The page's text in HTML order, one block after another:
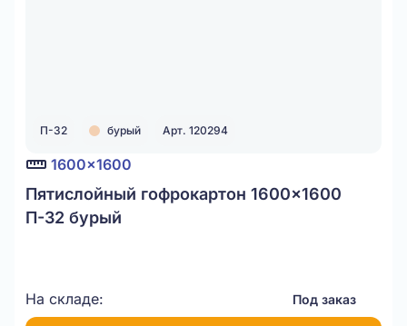
П-32 бурый Арт. 120294
1600x1600
Пятислойный гофрокартон 1600x1600
П-32 бурый
На складе: Под заказ